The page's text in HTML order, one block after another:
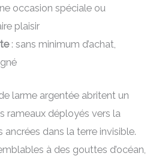
occasion spéciale ou
plaisir
: sans minimum d’achat,
larme argentée abritent un
rameaux déployés vers la
ancrées dans la terre invisible.
à des gouttes d’océan,